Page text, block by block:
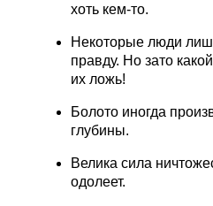
хоть кем-то.
Некоторые люди
правду. Но зато
их ложь!
Болото иногда
глубины.
Велика сила
одолеет.